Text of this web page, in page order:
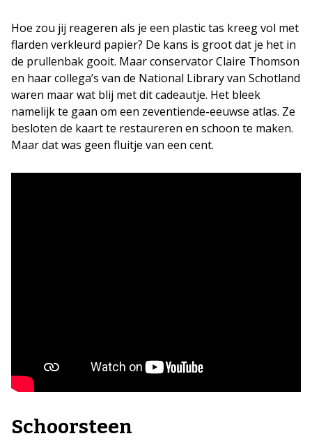
Hoe zou jij reageren als je een plastic tas kreeg vol met
flarden verkleurd papier? De kans is groot dat je het in
de prullenbak gooit. Maar conservator Claire Thomson
en haar collega’s van de National Library van Schotland
waren maar wat blij met dit cadeautje. Het bleek
namelijk te gaan om een zeventiende-eeuwse atlas. Ze
besloten de kaart te restaureren en schoon te maken.
Maar dat was geen fluitje van een cent.
Schoorsteen